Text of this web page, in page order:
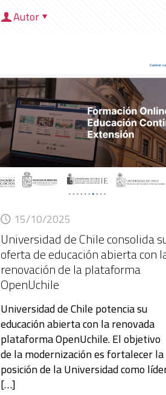
Autor
15/10/2025
Universidad de Chile consolida
oferta de educación abierta con
renovación de la plataforma
OpenUchile
Universidad de Chile potencia su
educación abierta con la renovada
plataforma OpenUchile. El objetivo
de la modernización es fortalecer la
posición de la Universidad como
[…]